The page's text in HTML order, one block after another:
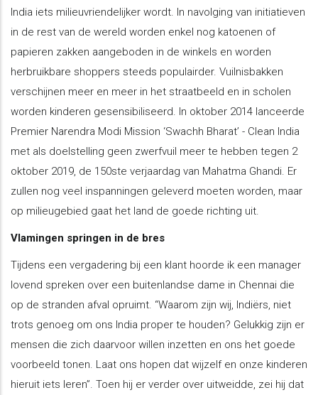
India iets milieuvriendelijker wordt. In navolging van initiatieven
in de rest van de wereld worden enkel nog katoenen of
papieren zakken aangeboden in de winkels en worden
herbruikbare shoppers steeds populairder. Vuilnisbakken
verschijnen meer en meer in het straatbeeld en in scholen
worden kinderen gesensibiliseerd. In oktober 2014 lanceerde
Premier Narendra Modi Mission ‘Swachh Bharat’ - Clean India
met als doelstelling geen zwerfvuil meer te hebben tegen 2
oktober 2019, de 150ste verjaardag van Mahatma Ghandi. Er
zullen nog veel inspanningen geleverd moeten worden, maar
op milieugebied gaat het land de goede richting uit.
Vlamingen springen in de bres
​Tijdens een vergadering bij een klant hoorde ik een manager
lovend spreken over een buitenlandse dame in Chennai die
op de stranden afval opruimt. “Waarom zijn wij, Indiërs, niet
trots genoeg om ons India proper te houden? Gelukkig zijn er
mensen die zich daarvoor willen inzetten en ons het goede
voorbeeld tonen. Laat ons hopen dat wijzelf en onze kinderen
hieruit iets leren”. Toen hij er verder over uitweidde, zei hij dat